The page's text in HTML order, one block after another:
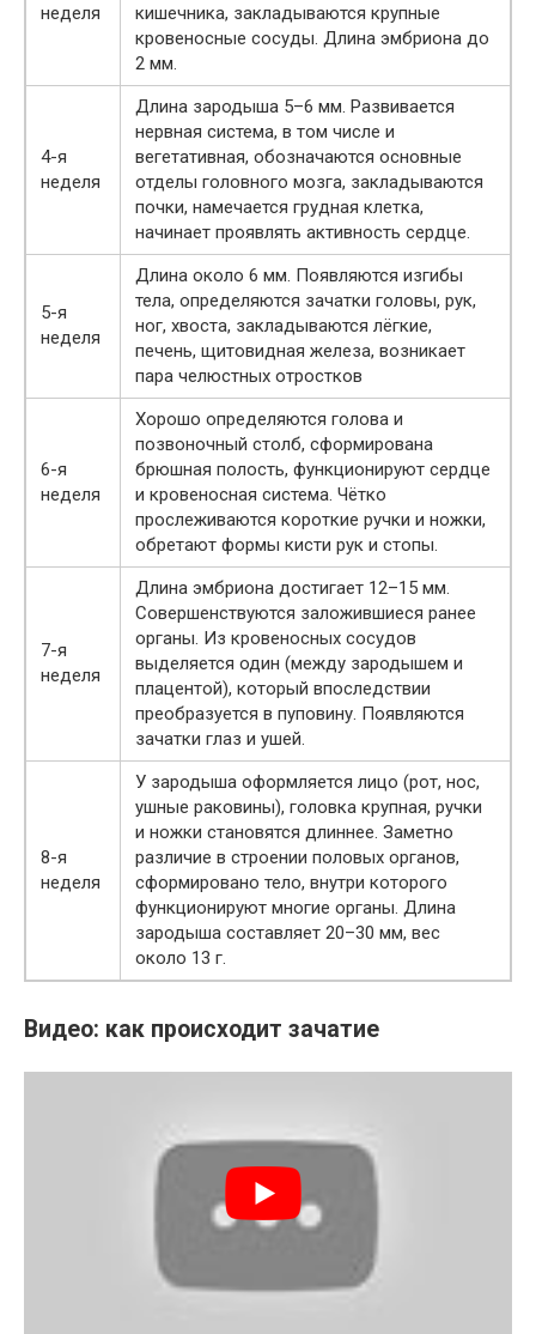
неделя
кишечника, закладываются крупные
кровеносные сосуды. Длина эмбриона до
2 мм.
4-я
неделя
Длина зародыша 5–6 мм. Развивается
нервная система, в том числе и
вегетативная, обозначаются основные
отделы головного мозга, закладываются
почки, намечается грудная клетка,
начинает проявлять активность сердце.
5-я
неделя
Длина около 6 мм. Появляются изгибы
тела, определяются зачатки головы, рук,
ног, хвоста, закладываются лёгкие,
печень, щитовидная железа, возникает
пара челюстных отростков
6-я
неделя
Хорошо определяются голова и
позвоночный столб, сформирована
брюшная полость, функционируют сердце
и кровеносная система. Чётко
прослеживаются короткие ручки и ножки,
обретают формы кисти рук и стопы.
7-я
неделя
Длина эмбриона достигает 12–15 мм.
Совершенствуются заложившиеся ранее
органы. Из кровеносных сосудов
выделяется один (между зародышем и
плацентой), который впоследствии
преобразуется в пуповину. Появляются
зачатки глаз и ушей.
8-я
неделя
У зародыша оформляется лицо (рот, нос,
ушные раковины), головка крупная, ручки
и ножки становятся длиннее. Заметно
различие в строении половых органов,
сформировано тело, внутри которого
функционируют многие органы. Длина
зародыша составляет 20–30 мм, вес
около 13 г.
Видео: как происходит зачатие